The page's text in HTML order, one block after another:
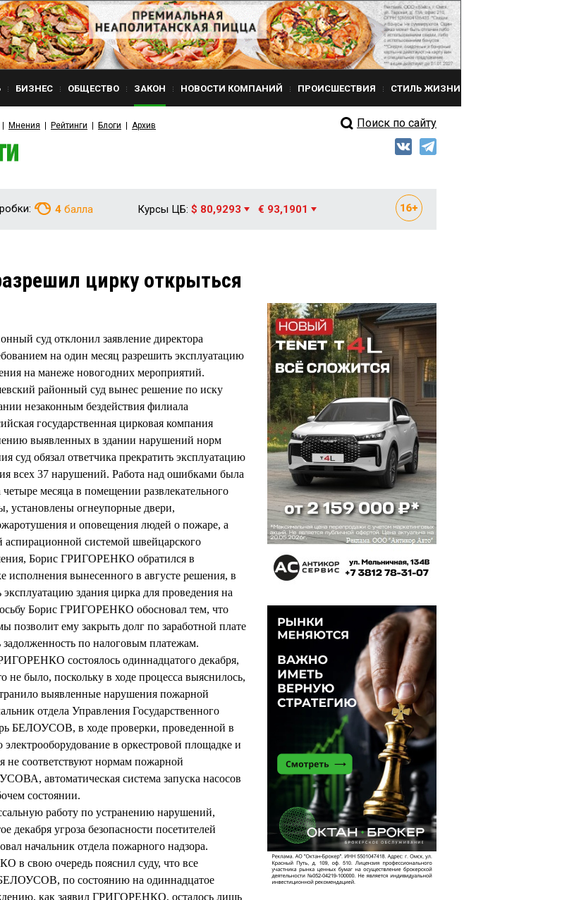
БИЗНЕС ОБЩЕСТВО ЗАКОН НОВОСТИ КОМПАНИЙ ПРОИСШЕСТВИЯ СТИЛЬ ЖИЗНИ
Мнения Рейтинги Блоги Архив Поиск по сайту
4 балла Курсы ЦБ: $ 80,9293 € 93,1901
цирку открыться
суд отклонил заявление директора
на один месяц разрешить эксплуатацию
на манеже новогодних мероприятий.
районный суд вынес решение по иску
незаконным бездействия филиала
государственная цирковая компания
выявленных в здании нарушений норм
суд обязал ответчика прекратить эксплуатацию
всех 37 нарушений. Работа над ошибками была
месяца в помещении развлекательного
установлены огнеупорные двери,
и оповещения людей о пожаре, а
аспирационной системой швейцарского
Борис ГРИГОРЕНКО обратился в
исполнения вынесенного в августе решения, в
здания цирка для проведения на
Борис ГРИГОРЕНКО обосновал тем, что
позволит ему закрыть долг по заработной плате
по налоговым платежам.
состоялось одиннадцатого декабря,
не было, поскольку в ходе процесса выяснилось,
выявленные нарушения пожарной
отдела Управления Государственного
БЕЛОУСОВ, в ходе проверки, проведенной в
в оркестровой площадке и
не соответствуют нормам пожарной
автоматическая система запуска насосов
состоянии.
работу по устранению нарушений,
декабря угроза безопасности посетителей
начальник отдела пожарного надзора.
в свою очередь пояснил суду, что все
по состоянию на одиннадцатое
как заявил ГРИГОРЕНКО, осталось лишь